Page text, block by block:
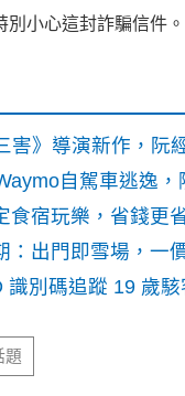
小心這封詐騙信件
害》導演新作，阮
自駕車逃逸
宿玩樂，省錢更
出門即雪場，一
別碼追蹤 19 歲
題